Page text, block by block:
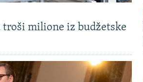
troši milione iz budžetske